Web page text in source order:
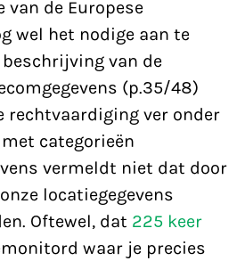
van de Europese
wel het nodige aan te
van de
(p.35/48)
rechtvaardiging ver onder
categorieën
vermeldt niet dat door
locatiegegevens
Oftewel, dat 225 keer
waar je precies